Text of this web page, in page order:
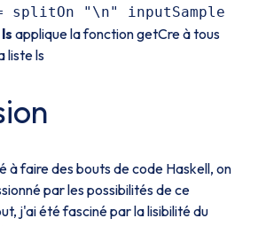
applique la fonctiongetCreà tous
listels
à faire des bouts de code Haskell, on
par les possibilités de ce
j'ai été fasciné par la lisibilité du